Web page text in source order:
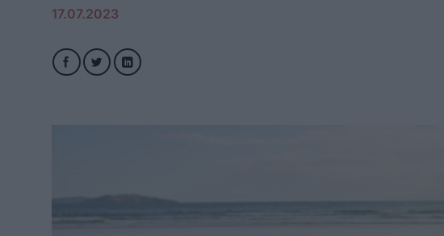
17.07.2023